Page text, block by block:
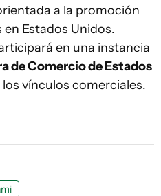
a la promoción
Estados Unidos.
en una instancia
de Comercio de Estados
vínculos comerciales.